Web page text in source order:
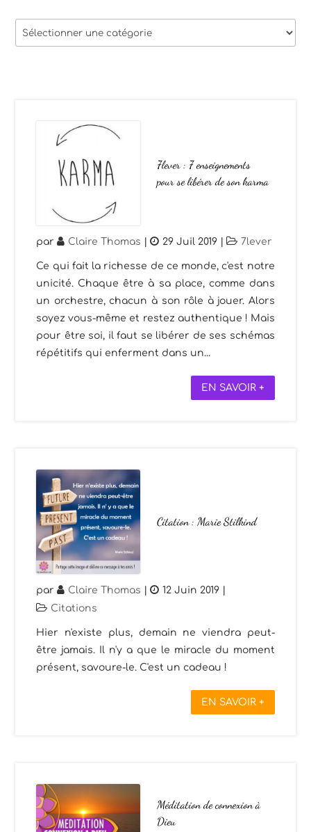
7lever : 7 enseignements
pour se libérer de son karma
par Claire Thomas | 29 Juil 2019 | 7lever
Ce qui fait la richesse de ce monde, c'est notre
unicité. Chaque être à sa place, comme dans
un orchestre, chacun à son rôle à jouer. Alors
soyez vous-même et restez authentique ! Mais
pour être soi, il faut se libérer de ses schémas
répétitifs qui enferment dans un...
EN SAVOIR +
Citation : Marie Stilkind
par Claire Thomas | 12 Juin 2019 |
Citations
Hier n'existe plus, demain ne viendra peut-
être jamais. Il n'y a que le miracle du moment
présent, savoure-le. C'est un cadeau !
EN SAVOIR +
Méditation de connexion à
Dieu
Thèmes
des